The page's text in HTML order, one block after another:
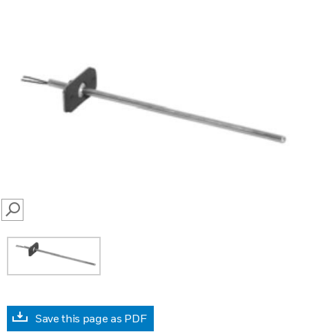
SEARCH
Save this page as PDF